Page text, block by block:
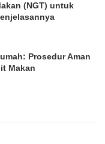
(NGT) untuk
Prosedur Aman
Makan